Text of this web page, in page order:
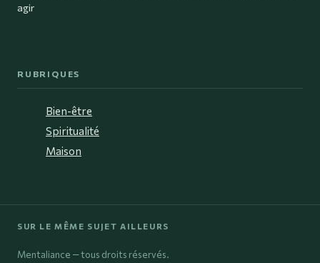
agir
RUBRIQUES
Bien-être
Spiritualité
Maison
SUR LE MÊME SUJET AILLEURS
Mentaliance — tous droits réservés.